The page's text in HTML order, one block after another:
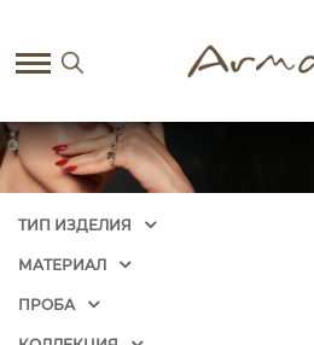
ТИП ИЗДЕЛИЯ
МАТЕРИАЛ
ПРОБА